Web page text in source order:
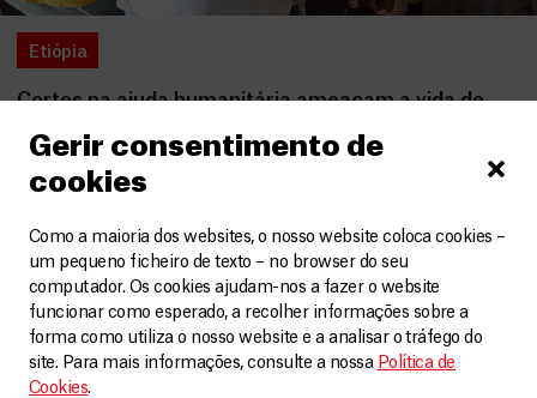
Gerir consentimento de
cookies
Como a maioria dos websites, o nosso website coloca cookies –
um pequeno ficheiro de texto – no browser do seu
computador. Os cookies ajudam-nos a fazer o website
funcionar como esperado, a recolher informações sobre a
forma como utiliza o nosso website e a analisar o tráfego do
site. Para mais informações, consulte a nossa Política de
Cookies.
Etiópia
Cortes na ajuda humanitária ameaçam a vida de
Artigos 20 Agosto, 2025